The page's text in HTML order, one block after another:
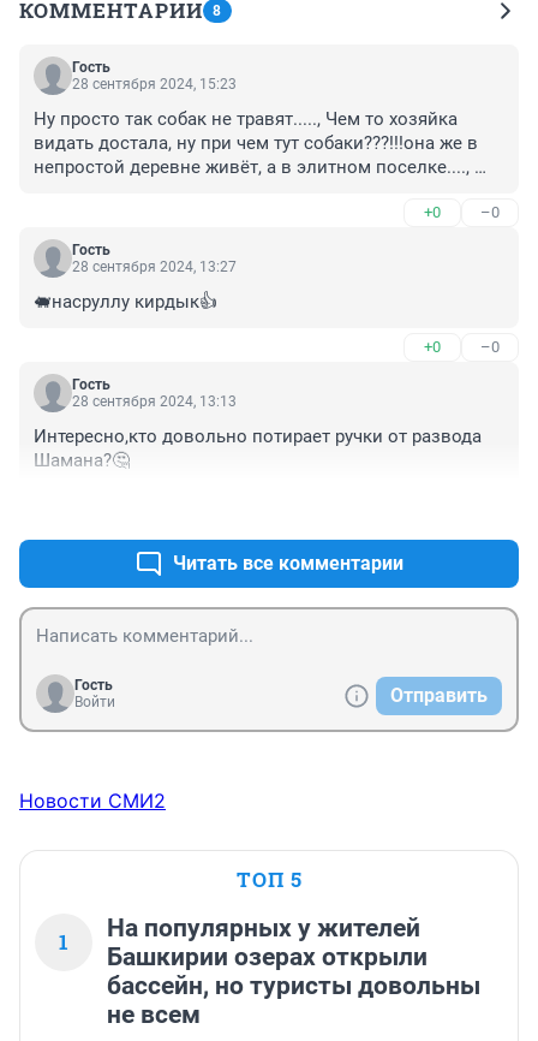
КОММЕНТАРИИ 8
Гость
28 сентября 2024, 15:23
Ну просто так собак не травят....., Чем то хозяйка
видать достала, ну при чем тут собаки???!!!она же в
непростой деревне живёт, а в элитном поселке....,
+0 –0
Гость
28 сентября 2024, 13:27
🐖насруллу кирдык👍
+0 –0
Гость
28 сентября 2024, 13:13
Интересно,кто довольно потирает ручки от развода
Шамана?🤔
Читать все комментарии
Гость
Войти
Отправить
Новости СМИ2
ТОП 5
1
На популярных у жителей
Башкирии озерах открыли
бассейн, но туристы довольны
не всем